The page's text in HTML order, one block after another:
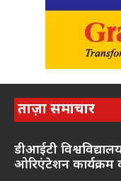
ताज़ा समाचार
डीआईटी
ओरिएंटेशन